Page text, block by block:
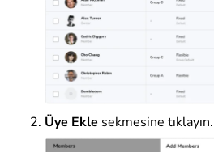
Üye Ekle sekmesine tıklayın.